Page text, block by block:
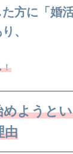
方に「婚
、
！
ようと
由